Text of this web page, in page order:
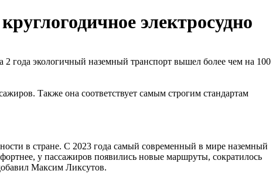
электросудно
года экологичный наземный транспорт вышел более чем на 100
Также она соответствует самым строгим стандартам
в стране. С 2023 года самый современный в мире наземный
у пассажиров появились новые маршруты, сократилось
Максим Ликсутов.